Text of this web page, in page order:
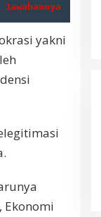
yakni
Ekonomi